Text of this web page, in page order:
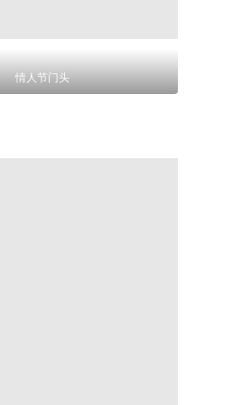
情人节门头